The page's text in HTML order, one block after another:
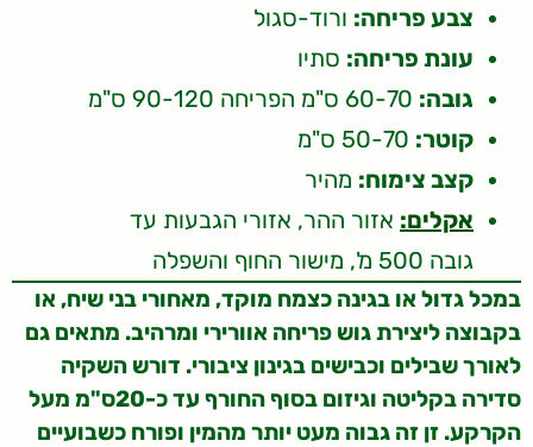
צבע פריחה: ורוד-סגול
עונת פריחה: סתיו
גובה:
קוטר:
קצב צימוח: מהיר
אקלים: אזור ההר, אזורי הגבעות עד
גובה 500 מ', מישור החוף והשפלה
במכל גדול או בגינה כצמח מוקד, מאחורי בני שיח, או
בקבוצה ליצירת גוש פריחה אוורירי ומרהיב. מתאים גם
לאורך שבילים וכבישים בגינון ציבורי. דורש השקיה
סדירה בקליטה וגיזום בסוף החורף עד כ-20ס"מ מעל
הקרקע. זן זה גבוה מעט יותר מהמין ופורח כשבועיים